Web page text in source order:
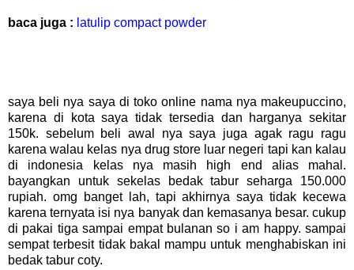
baca juga : latulip compact powder
saya beli nya saya di toko online nama nya makeupuccino,
karena di kota saya tidak tersedia dan harganya sekitar
150k. sebelum beli awal nya saya juga agak ragu ragu
karena walau kelas nya drug store luar negeri tapi kan kalau
di indonesia kelas nya masih high end alias mahal.
bayangkan untuk sekelas bedak tabur seharga 150.000
rupiah. omg banget lah, tapi akhirnya saya tidak kecewa
karena ternyata isi nya banyak dan kemasanya besar. cukup
di pakai tiga sampai empat bulanan so i am happy. sampai
sempat terbesit tidak bakal mampu untuk menghabiskan ini
bedak tabur coty.